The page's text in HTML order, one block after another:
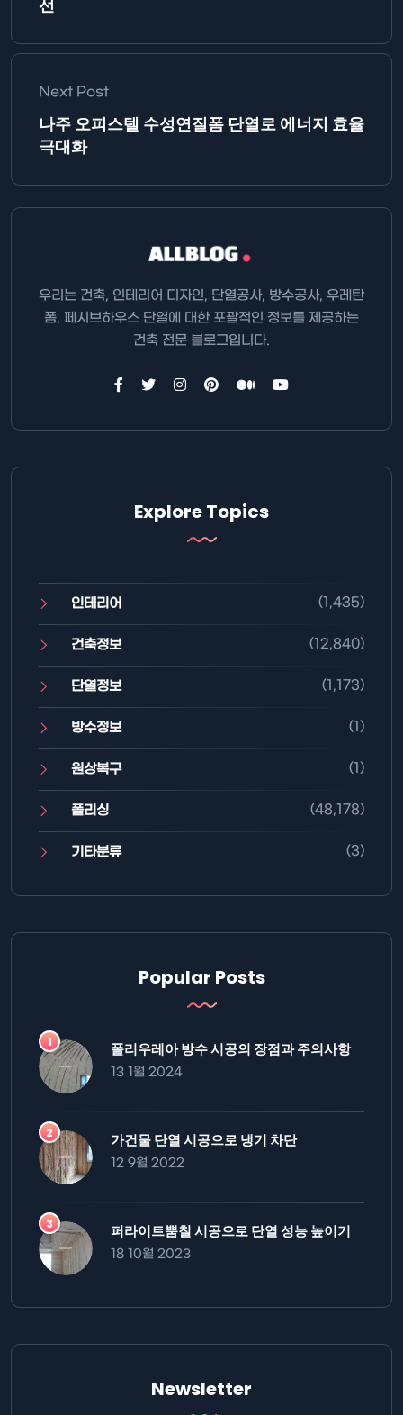
선
Next Post
나주 오피스텔 수성연질폼 단열로 에너지 효율
극대화
우리는 건축, 인테리어 디자인, 단열공사, 방수공사, 우레탄
폼, 페시브하우스 단열에 대한 포괄적인 정보를 제공하는
건축 전문 블로그입니다.
Explore Topics
인테리어 (1,435)
건축정보 (12,840)
단열정보 (1,173)
방수정보 (1)
원상복구 (1)
폴리싱 (48,178)
기타분류 (3)
Popular Posts
폴리우레아 방수 시공의 장점과 주의사항
13 1월 2024
가건물 단열 시공으로 냉기 차단
12 9월 2022
퍼라이트뿜칠 시공으로 단열 성능 높이기
18 10월 2023
Newsletter